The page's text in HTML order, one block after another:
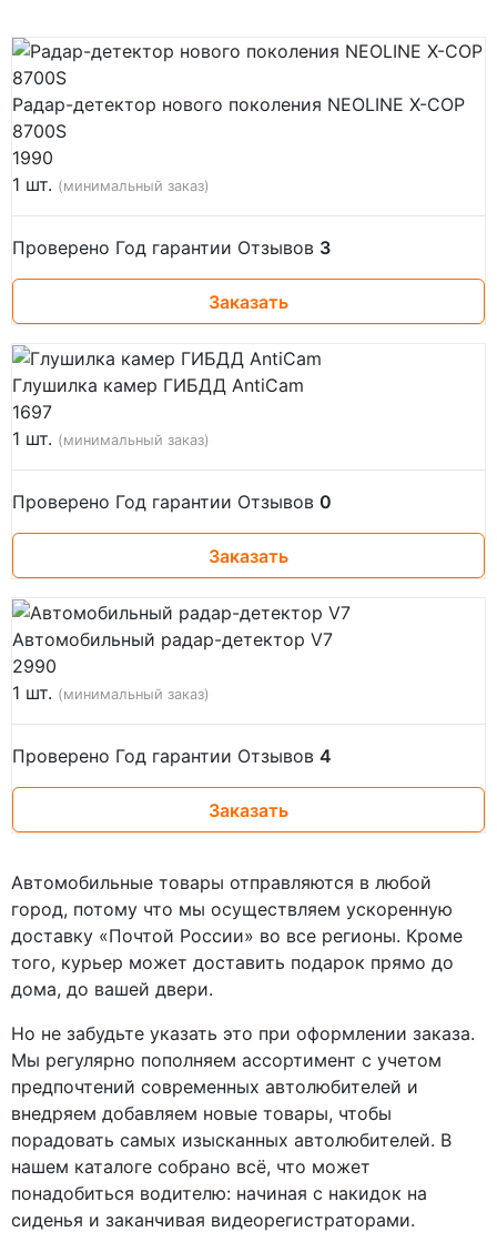
Радар-детектор нового поколения NEOLINE X-COP
8700S
1990
1 шт. (минимальный заказ)
Проверено Год гарантии Отзывов 3
Заказать
Глушилка камер ГИБДД AntiCam
1697
1 шт. (минимальный заказ)
Проверено Год гарантии Отзывов 0
Заказать
Автомобильный радар-детектор V7
2990
1 шт. (минимальный заказ)
Проверено Год гарантии Отзывов 4
Заказать
Автомобильные товары отправляются в любой
город, потому что мы осуществляем ускоренную
доставку «Почтой России» во все регионы. Кроме
того, курьер может доставить подарок прямо до
дома, до вашей двери.
Но не забудьте указать это при оформлении заказа.
Мы регулярно пополняем ассортимент с учетом
предпочтений современных автолюбителей и
внедряем добавляем новые товары, чтобы
порадовать самых изысканных автолюбителей. В
нашем каталоге собрано всё, что может
понадобиться водителю: начиная с накидок на
сиденья и заканчивая видеорегистраторами.